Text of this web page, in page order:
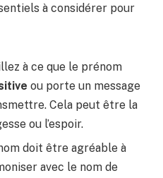
à considérer pour
à ce que le prénom
ou porte un message
Cela peut être la
ou l’espoir.
doit être agréable à
avec le nom de